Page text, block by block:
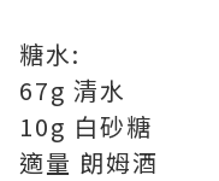
糖水:
67g 清水
10g 白砂糖
適量 朗姆酒